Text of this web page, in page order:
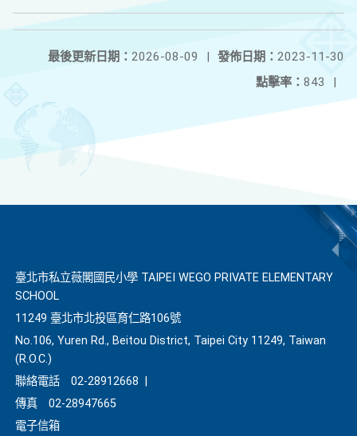
發佈日期： 2023-11-30
最後更新日期： 2026-08-09
|
點擊率： 843 |
臺北市私立薇閣國民小學 TAIPEI WEGO PRIVATE ELEMENTARY
SCHOOL
11249 臺北市北投區育仁路106號
No.106, Yuren Rd., Beitou District, Taipei City 11249, Taiwan
(R.O.C.)
聯絡電話
02-28912668
傳真
02-28947665
電子信箱